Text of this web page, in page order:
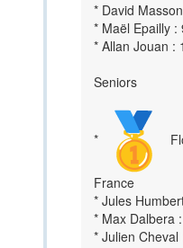
* David
* Maël Epailly :
* Allan Jouan :
Seniors
*
France
* Jules
* Max Dalbera
* Julien Cheval